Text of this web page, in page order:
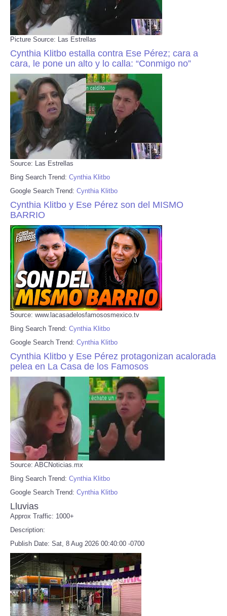
Picture Source: Las Estrellas
Cynthia Klitbo estalla contra Ese Pérez; cara a
cara, le pone un alto y lo calla: “Conmigo no”
Source: Las Estrellas
Bing Search Trend: Cynthia Klitbo
Google Search Trend: Cynthia Klitbo
Cynthia Klitbo y Ese Pérez son del MISMO
BARRIO
Source: www.lacasadelosfamososmexico.tv
Bing Search Trend: Cynthia Klitbo
Google Search Trend: Cynthia Klitbo
Cynthia Klitbo y Ese Pérez protagonizan acalorada
pelea en La Casa de los Famosos
Source: ABCNoticias.mx
Bing Search Trend: Cynthia Klitbo
Google Search Trend: Cynthia Klitbo
Lluvias
Approx Traffic: 1000+
Description:
Publish Date: Sat, 8 Aug 2026 00:40:00 -0700